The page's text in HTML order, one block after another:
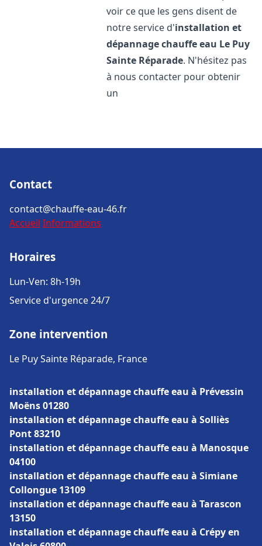
voir ce que les gens disent de
notre service d'installation et
dépannage chauffe eau Le Puy
Sainte Réparade. N'hésitez pas
à nous contacter pour obtenir
un
Contact
contact@chauffe-eau-46.fr
Accueil Informations
Horaires
Lun-Ven: 8h-19h
Service d'urgence 24/7
Zone intervention
Le Puy Sainte Réparade, France
installation et dépannage chauffe eau à Prévessin
Moëns 01280
installation et dépannage chauffe eau à Solliès
Pont 83210
installation et dépannage chauffe eau à Manosque
04100
installation et dépannage chauffe eau à Simiane
Collongue 13109
installation et dépannage chauffe eau à Tarascon
13150
installation et dépannage chauffe eau à Crépy en